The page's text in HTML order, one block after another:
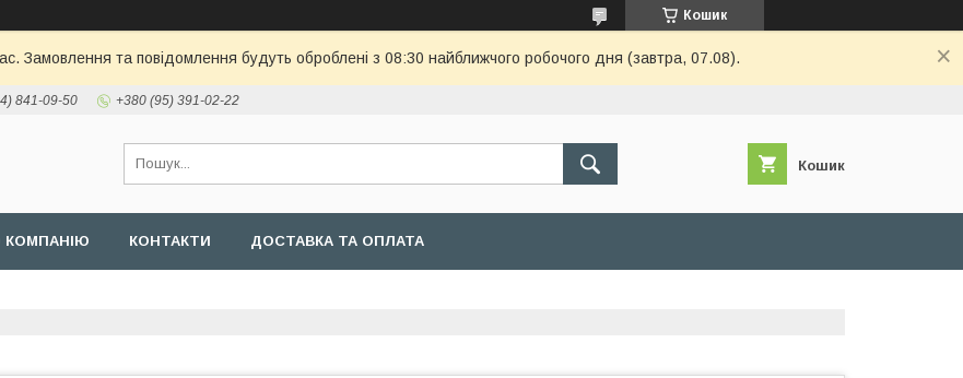
Кошик
Замовлення та повідомлення будуть оброблені з 08:30 найближчого робочого дня (завтра, 07.08).
841-09-50 +380 (95) 391-02-22
Кошик
КОМПАНІЮ КОНТАКТИ ДОСТАВКА ТА ОПЛАТА